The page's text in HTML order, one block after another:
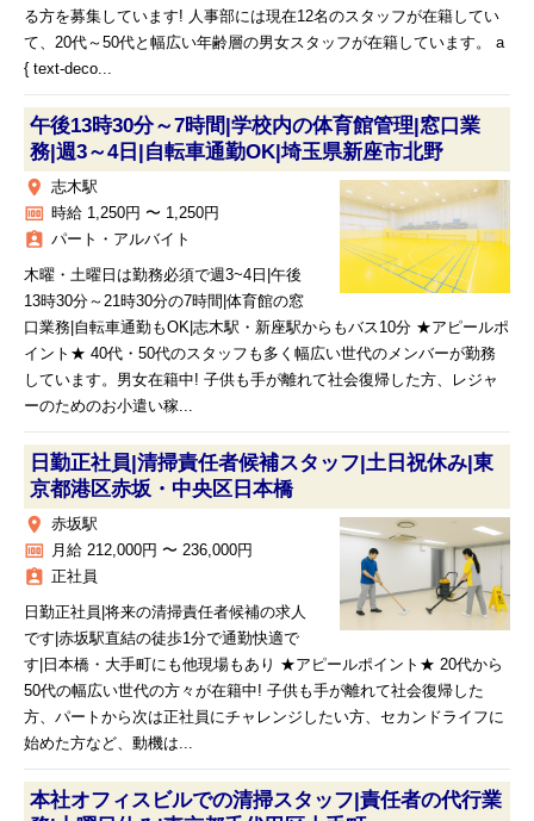
る方を募集しています! 人事部には現在12名のスタッフが在籍してい
て、20代～50代と幅広い年齢層の男女スタッフが在籍しています。 a
{ text-deco...
午後13時30分～7時間|学校内の体育館管理|窓口業
務|週3～4日|自転車通勤OK|埼玉県新座市北野
place 志木駅
money 時給 1,250円 〜 1,250円
assignment_ind パート・アルバイト
木曜・土曜日は勤務必須で週3~4日|午後
13時30分～21時30分の7時間|体育館の窓
口業務|自転車通勤もOK|志木駅・新座駅からもバス10分 ★アピールポ
イント★ 40代・50代のスタッフも多く幅広い世代のメンバーが勤務
しています。男女在籍中! 子供も手が離れて社会復帰した方、レジャ
ーのためのお小遣い稼...
日勤正社員|清掃責任者候補スタッフ|土日祝休み|東
京都港区赤坂・中央区日本橋
place 赤坂駅
money 月給 212,000円 〜 236,000円
assignment_ind 正社員
日勤正社員|将来の清掃責任者候補の求人
です|赤坂駅直結の徒歩1分で通勤快適で
す|日本橋・大手町にも他現場もあり ★アピールポイント★ 20代から
50代の幅広い世代の方々が在籍中! 子供も手が離れて社会復帰した
方、パートから次は正社員にチャレンジしたい方、セカンドライフに
始めた方など、動機は...
本社オフィスビルでの清掃スタッフ|責任者の代行業